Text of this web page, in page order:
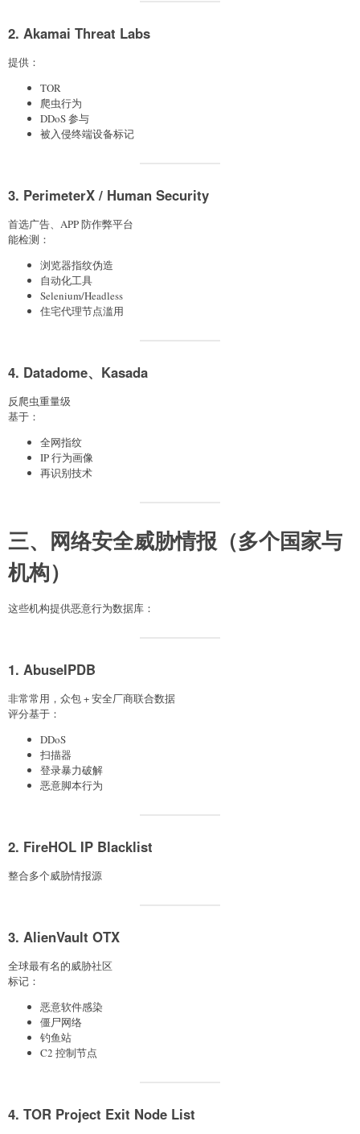
2. Akamai Threat Labs
提供：
TOR
爬虫行为
DDoS 参与
被入侵终端设备标记
3. PerimeterX / Human Security
首选广告、APP 防作弊平台
能检测：
浏览器指纹伪造
自动化工具
Selenium/Headless
住宅代理节点滥用
4. Datadome、Kasada
反爬虫重量级
基于：
全网指纹
IP 行为画像
再识别技术
三、网络安全威胁情报（多个国家与
机构）
这些机构提供恶意行为数据库：
1. AbuseIPDB
非常常用，众包 + 安全厂商联合数据
评分基于：
DDoS
扫描器
登录暴力破解
恶意脚本行为
2. FireHOL IP Blacklist
整合多个威胁情报源
3. AlienVault OTX
全球最有名的威胁社区
标记：
恶意软件感染
僵尸网络
钓鱼站
C2 控制节点
4. TOR Project Exit Node List